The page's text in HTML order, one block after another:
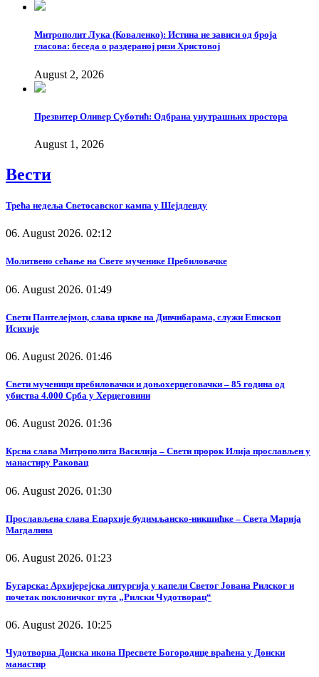
Митрополит Лука (Коваленко): Истина не зависи од броја
гласова: беседа о раздераној ризи Христовој
August 2, 2026
Презвитер Оливер Суботић: Одбрана унутрашњих простора
August 1, 2026
Вести
Трећа недеља Светосавског кампа у Шејдленду
06. August 2026. 02:12
Молитвено сећање на Свете мученике Пребиловачке
06. August 2026. 01:49
Свети Пантелејмон, слава цркве на Дивчибарама, служи Епископ
Исихије
06. August 2026. 01:46
Свети мученици пребиловачки и доњохерцеговачки – 85 година од
убиства 4.000 Срба у Херцеговини
06. August 2026. 01:36
Крсна слава Митрополита Василија – Свети пророк Илија прослављен у
манастиру Раковац
06. August 2026. 01:30
Прослављена слава Епархије будимљанско-никшићке – Света Марија
Магдалина
06. August 2026. 01:23
Бугарска: Архијерејска литургија у капели Светог Јована Рилског и
почетак поклоничког пута „Рилски Чудотворац“
06. August 2026. 10:25
Чудотворна Донска икона Пресвете Богородице враћена у Донски
манастир